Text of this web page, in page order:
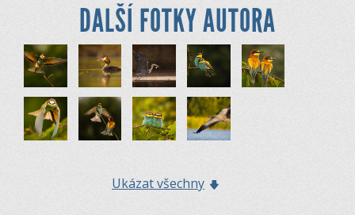
DALŠÍ FOTKY AUTORA
Ukázat všechny